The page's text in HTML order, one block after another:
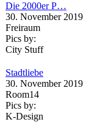
Die 2000er P…
30. November 2019
Freiraum
Pics by:
City Stuff
Stadtliebe
30. November 2019
Room14
Pics by:
K-Design